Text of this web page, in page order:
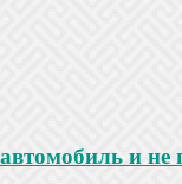
и не